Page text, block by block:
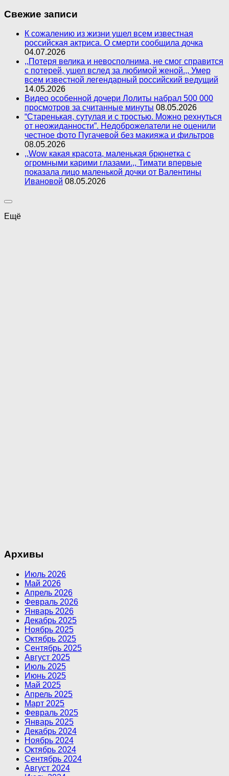
Свежие записи
К сожалению из жизни ушел всем известная
российская актриса. О смерти сообщила дочка
04.07.2026
,,Потеря велика и невосполнима, не смог справится
с потерей, ушел вслед за любимой женой.,, Умер
всем известной легендарный российский ведущий
14.05.2026
Видео особенной дочери Лолиты набрал 500 000
просмотров за считанные минуты 08.05.2026
“Старенькая, сутулая и с тростью. Можно рехнуться
от неожиданности”. Недоброжелатели не оценили
честное фото Пугачевой без макияжа и фильтров
08.05.2026
,,Wow какая красота, маленькая брюнетка с
огромными карими глазами.,, Тимати впервые
показала лицо маленькой дочки от Валентины
Ивановой 08.05.2026
Ещё
Архивы
Июль 2026
Май 2026
Апрель 2026
Февраль 2026
Январь 2026
Декабрь 2025
Ноябрь 2025
Октябрь 2025
Сентябрь 2025
Август 2025
Июль 2025
Июнь 2025
Май 2025
Апрель 2025
Март 2025
Февраль 2025
Январь 2025
Декабрь 2024
Ноябрь 2024
Октябрь 2024
Сентябрь 2024
Август 2024